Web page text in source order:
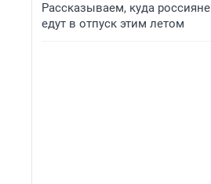
Рассказываем, куда россияне
едут в отпуск этим летом